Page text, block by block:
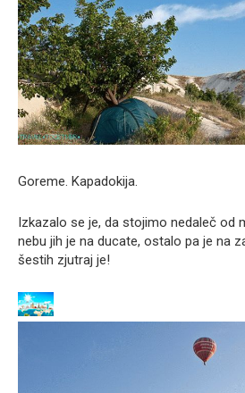
Goreme. Kapadokija.
Izkazalo se je, da stojimo nedaleč od
nebu jih je na ducate, ostalo pa je na
šestih zjutraj je!